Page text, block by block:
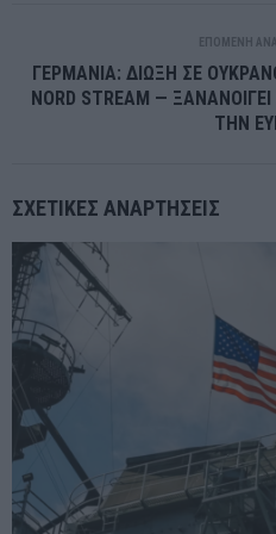
ΕΠΌΜΕΝΗ
ΓΕΡΜΑΝΙΑ: ΔΙΩΞΗ ΣΕ
NORD STREAM —
ΤΗΝ
ΣΧΕΤΙΚΈΣ ΑΝΑΡΤΉΣΕΙΣ